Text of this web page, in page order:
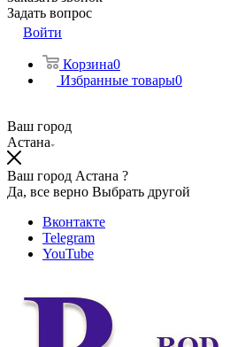
Задать вопрос
Войти
Корзина0
Избранные товары0
Ваш город
Астана
Ваш город Астана ?
Да, все верно Выбрать другой
Вконтакте
Telegram
YouTube